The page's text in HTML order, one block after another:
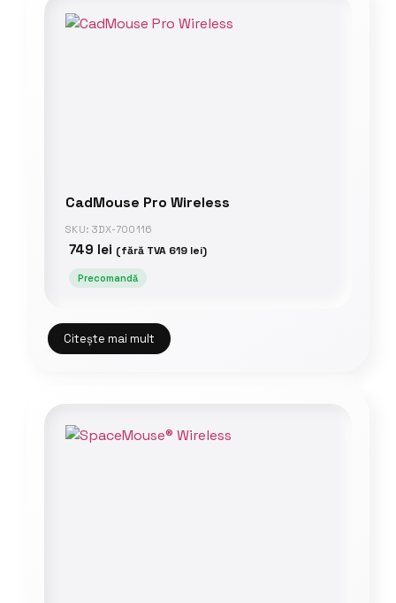
CadMouse Pro Wireless
SKU: 3DX-700116
749 lei (fără TVA 619 lei)
Precomandă
Citește mai mult